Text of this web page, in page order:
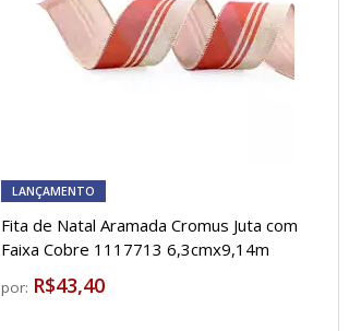
LANÇAMENTO
Fita de Natal Aramada Cromus Juta com
Faixa Cobre 1117713 6,3cmx9,14m
por: R$43,40